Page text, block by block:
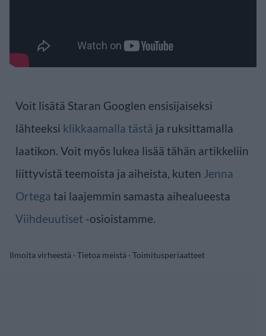
Voit lisätä Staran Googlen ensisijaiseksi
lähteeksi klikkaamalla tästä ja ruksittamalla
laatikon. Voit myös lukea lisää tähän artikkeliin
liittyvistä teemoista ja aiheista, kuten Jenna
Ortega tai laajemmin samasta aihealueesta
Viihdeuutiset -osioistamme.
Ilmoita virheestä · Tietoa meistä · Toimitusperiaatteet